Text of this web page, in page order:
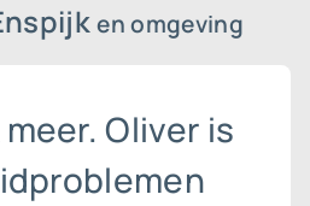
en omgeving
Oliver is